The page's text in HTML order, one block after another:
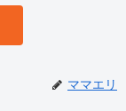
ママエリ